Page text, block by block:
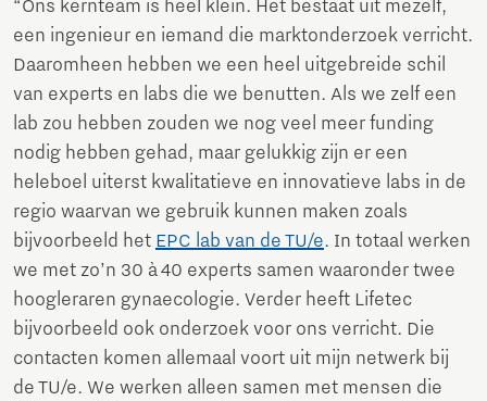
“Ons kernteam is heel klein. Het bestaat uit mezelf,
een ingenieur en iemand die marktonderzoek verricht.
Daaromheen hebben we een heel uitgebreide schil
van experts en labs die we benutten. Als we zelf een
lab zou hebben zouden we nog veel meer funding
nodig hebben gehad, maar gelukkig zijn er een
heleboel uiterst kwalitatieve en innovatieve labs in de
regio waarvan we gebruik kunnen maken zoals
bijvoorbeeld het EPC lab van de TU/e. In totaal werken
we met zo’n 30 à 40 experts samen waaronder twee
hoogleraren gynaecologie. Verder heeft Lifetec
bijvoorbeeld ook onderzoek voor ons verricht. Die
contacten komen allemaal voort uit mijn netwerk bij
de TU/e. We werken alleen samen met mensen die